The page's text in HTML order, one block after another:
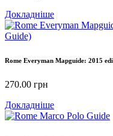
Докладніше
Rome Everyman Mapguide: 2015
270.00 грн
Докладніше